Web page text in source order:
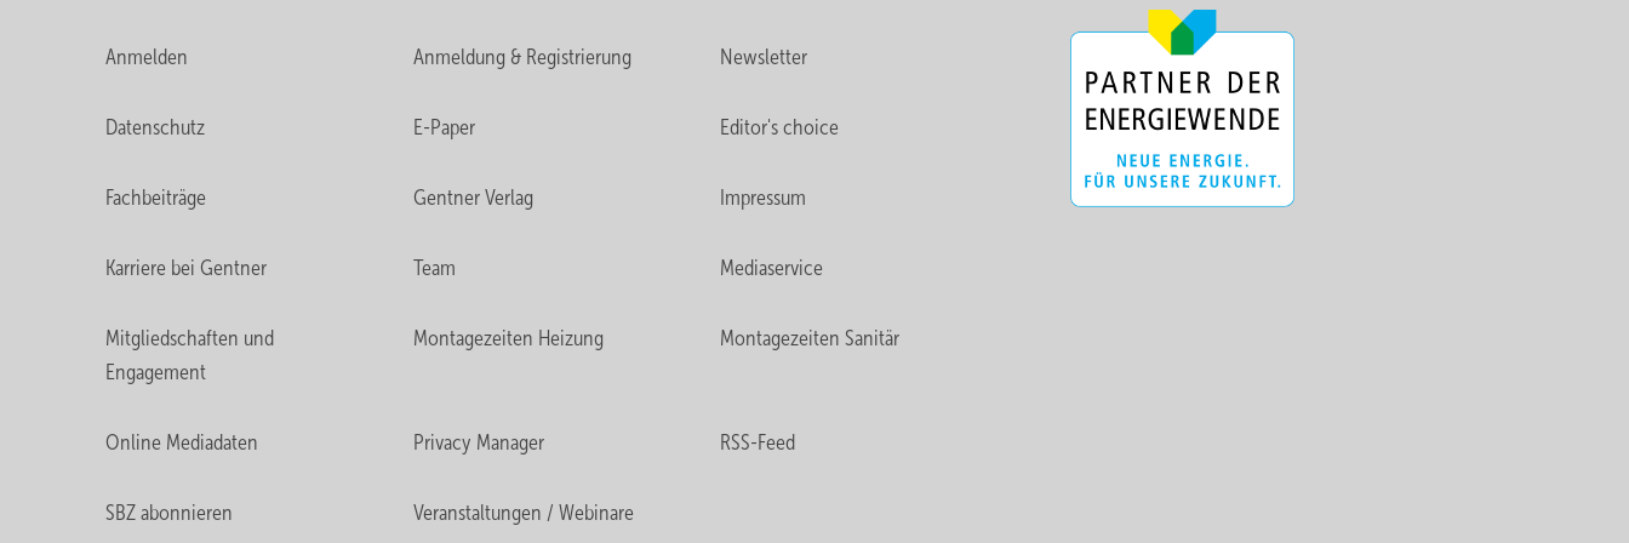
Anmelden Anmeldung & Registrierung Newsletter
Datenschutz E-Paper Editor's choice
Fachbeiträge Gentner Verlag Impressum
Karriere bei Gentner Team Mediaservice
Mitgliedschaften und
Engagement
Montagezeiten Heizung Montagezeiten Sanitär
Online Mediadaten Privacy Manager RSS-Feed
SBZ abonnieren Veranstaltungen / Webinare